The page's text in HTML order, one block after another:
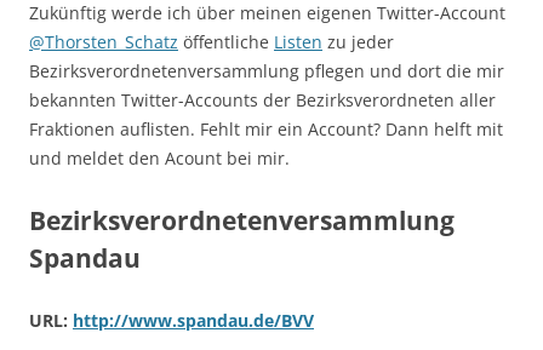
Zukünftig werde ich über meinen eigenen Twitter-Account
@Thorsten_Schatz öffentliche Listen zu jeder
Bezirksverordnetenversammlung pflegen und dort die mir
bekannten Twitter-Accounts der Bezirksverordneten aller
Fraktionen auflisten. Fehlt mir ein Account? Dann helft mit
und meldet den Acount bei mir.
Bezirksverordnetenversammlung
Spandau
URL: http://www.spandau.de/BVV